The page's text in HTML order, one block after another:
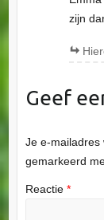
zijn
Geef
Je e-mailadres
gemarkeerd
Reactie *